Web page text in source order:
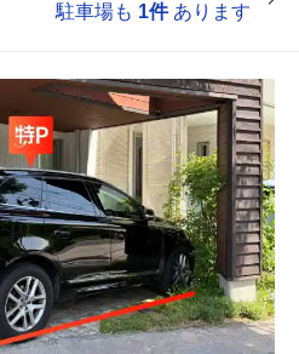
駐車場も 1件あります